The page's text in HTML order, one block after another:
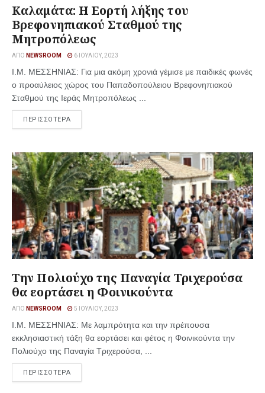
Καλαμάτα: Η Εορτή λήξης του
Βρεφονηπιακού Σταθμού της
Μητροπόλεως
ΑΠΌ NEWSROOM 6 ΙΟΥΛΊΟΥ, 2023
Ι.Μ. ΜΕΣΣΗΝΙΑΣ: Για μια ακόμη χρονιά γέμισε με παιδικές φωνές
ο προαύλειος χώρος του Παπαδοπούλειου Βρεφονηπιακού
Σταθμού της Ιεράς Μητροπόλεως ...
ΠΕΡΙΣΣΟΤΕΡΑ
Την Πολιούχο της Παναγία Τριχερούσα
θα εορτάσει η Φοινικούντα
ΑΠΌ NEWSROOM 5 ΙΟΥΛΊΟΥ, 2023
Ι.Μ. ΜΕΣΣΗΝΙΑΣ: Με λαμπρότητα και την πρέπουσα
εκκλησιαστική τάξη θα εορτάσει και φέτος η Φοινικούντα την
Πολιούχο της Παναγία Τριχερούσα, ...
ΠΕΡΙΣΣΟΤΕΡΑ